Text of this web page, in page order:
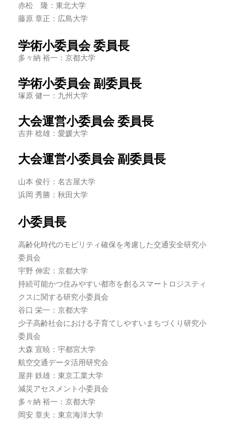
赤松 隆：東北大学
藤原 章正：広島大学
学術小委員会 委員長
多々納 裕一：京都大学
学術小委員会 副委員長
塚原 健一：九州大学
大会運営小委員会 委員長
吉井 稔雄：愛媛大学
大会運営小委員会 副委員長
山本 俊行：名古屋大学
浜岡 秀勝：秋田大学
小委員長
高齢化時代のモビリティ確保を考慮した交通安全研究小
委員会
宇野 伸宏：京都大学
持続可能かつ住みやすい都市を創るスマートロジスティ
クスに関する研究小委員会
谷口 栄一：京都大学
少子高齢社会における子育てしやすいまちづくり研究小
委員会
大森 宣暁：宇都宮大学
航空交通データ活用研究会
屋井 鉄雄：東京工業大学
減災アセスメント小委員会
多々納 裕一：京都大学
岡安 章夫：東京海洋大学